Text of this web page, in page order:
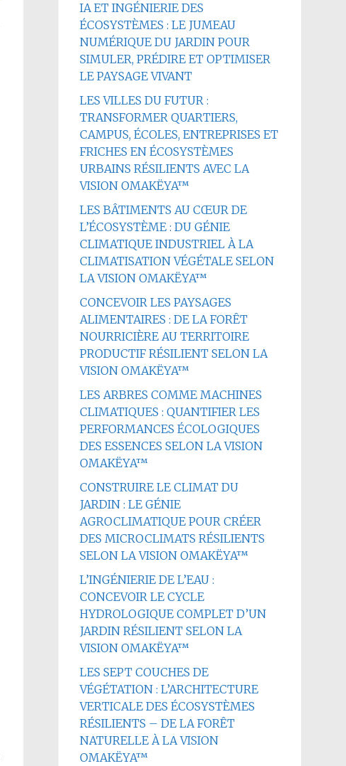
IA ET INGÉNIERIE DES
ÉCOSYSTÈMES : LE JUMEAU
NUMÉRIQUE DU JARDIN POUR
SIMULER, PRÉDIRE ET OPTIMISER
LE PAYSAGE VIVANT
LES VILLES DU FUTUR :
TRANSFORMER QUARTIERS,
CAMPUS, ÉCOLES, ENTREPRISES ET
FRICHES EN ÉCOSYSTÈMES
URBAINS RÉSILIENTS AVEC LA
VISION OMAKËYA™
LES BÂTIMENTS AU CŒUR DE
L’ÉCOSYSTÈME : DU GÉNIE
CLIMATIQUE INDUSTRIEL À LA
CLIMATISATION VÉGÉTALE SELON
LA VISION OMAKËYA™
CONCEVOIR LES PAYSAGES
ALIMENTAIRES : DE LA FORÊT
NOURRICIÈRE AU TERRITOIRE
PRODUCTIF RÉSILIENT SELON LA
VISION OMAKËYA™
LES ARBRES COMME MACHINES
CLIMATIQUES : QUANTIFIER LES
PERFORMANCES ÉCOLOGIQUES
DES ESSENCES SELON LA VISION
OMAKËYA™
CONSTRUIRE LE CLIMAT DU
JARDIN : LE GÉNIE
AGROCLIMATIQUE POUR CRÉER
DES MICROCLIMATS RÉSILIENTS
SELON LA VISION OMAKËYA™
L’INGÉNIERIE DE L’EAU :
CONCEVOIR LE CYCLE
HYDROLOGIQUE COMPLET D’UN
JARDIN RÉSILIENT SELON LA
VISION OMAKËYA™
LES SEPT COUCHES DE
VÉGÉTATION : L’ARCHITECTURE
VERTICALE DES ÉCOSYSTÈMES
RÉSILIENTS – DE LA FORÊT
NATURELLE À LA VISION
OMAKËYA™